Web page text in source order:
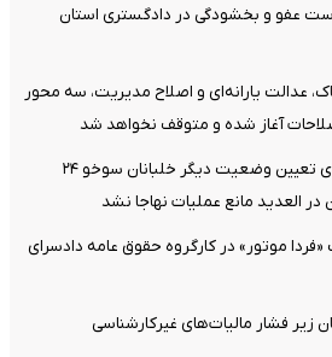
عفو و بخشودگی در دادگستری استان
عدالت یارانه‌ای و اصلاح مدیریت، سه محور
آغاز شده و متوقف نخواهد شد
بسیج تمام ظرفیت‌ها برای تعیین وضعیت دیگر خلبانان سوخو ۲۴
العدید مانع عملیات نهاجا نشد
موتور» در کارگروه حقوق عامه دادسرای
زیر فشار مالیات‌های غیرکارشناسی